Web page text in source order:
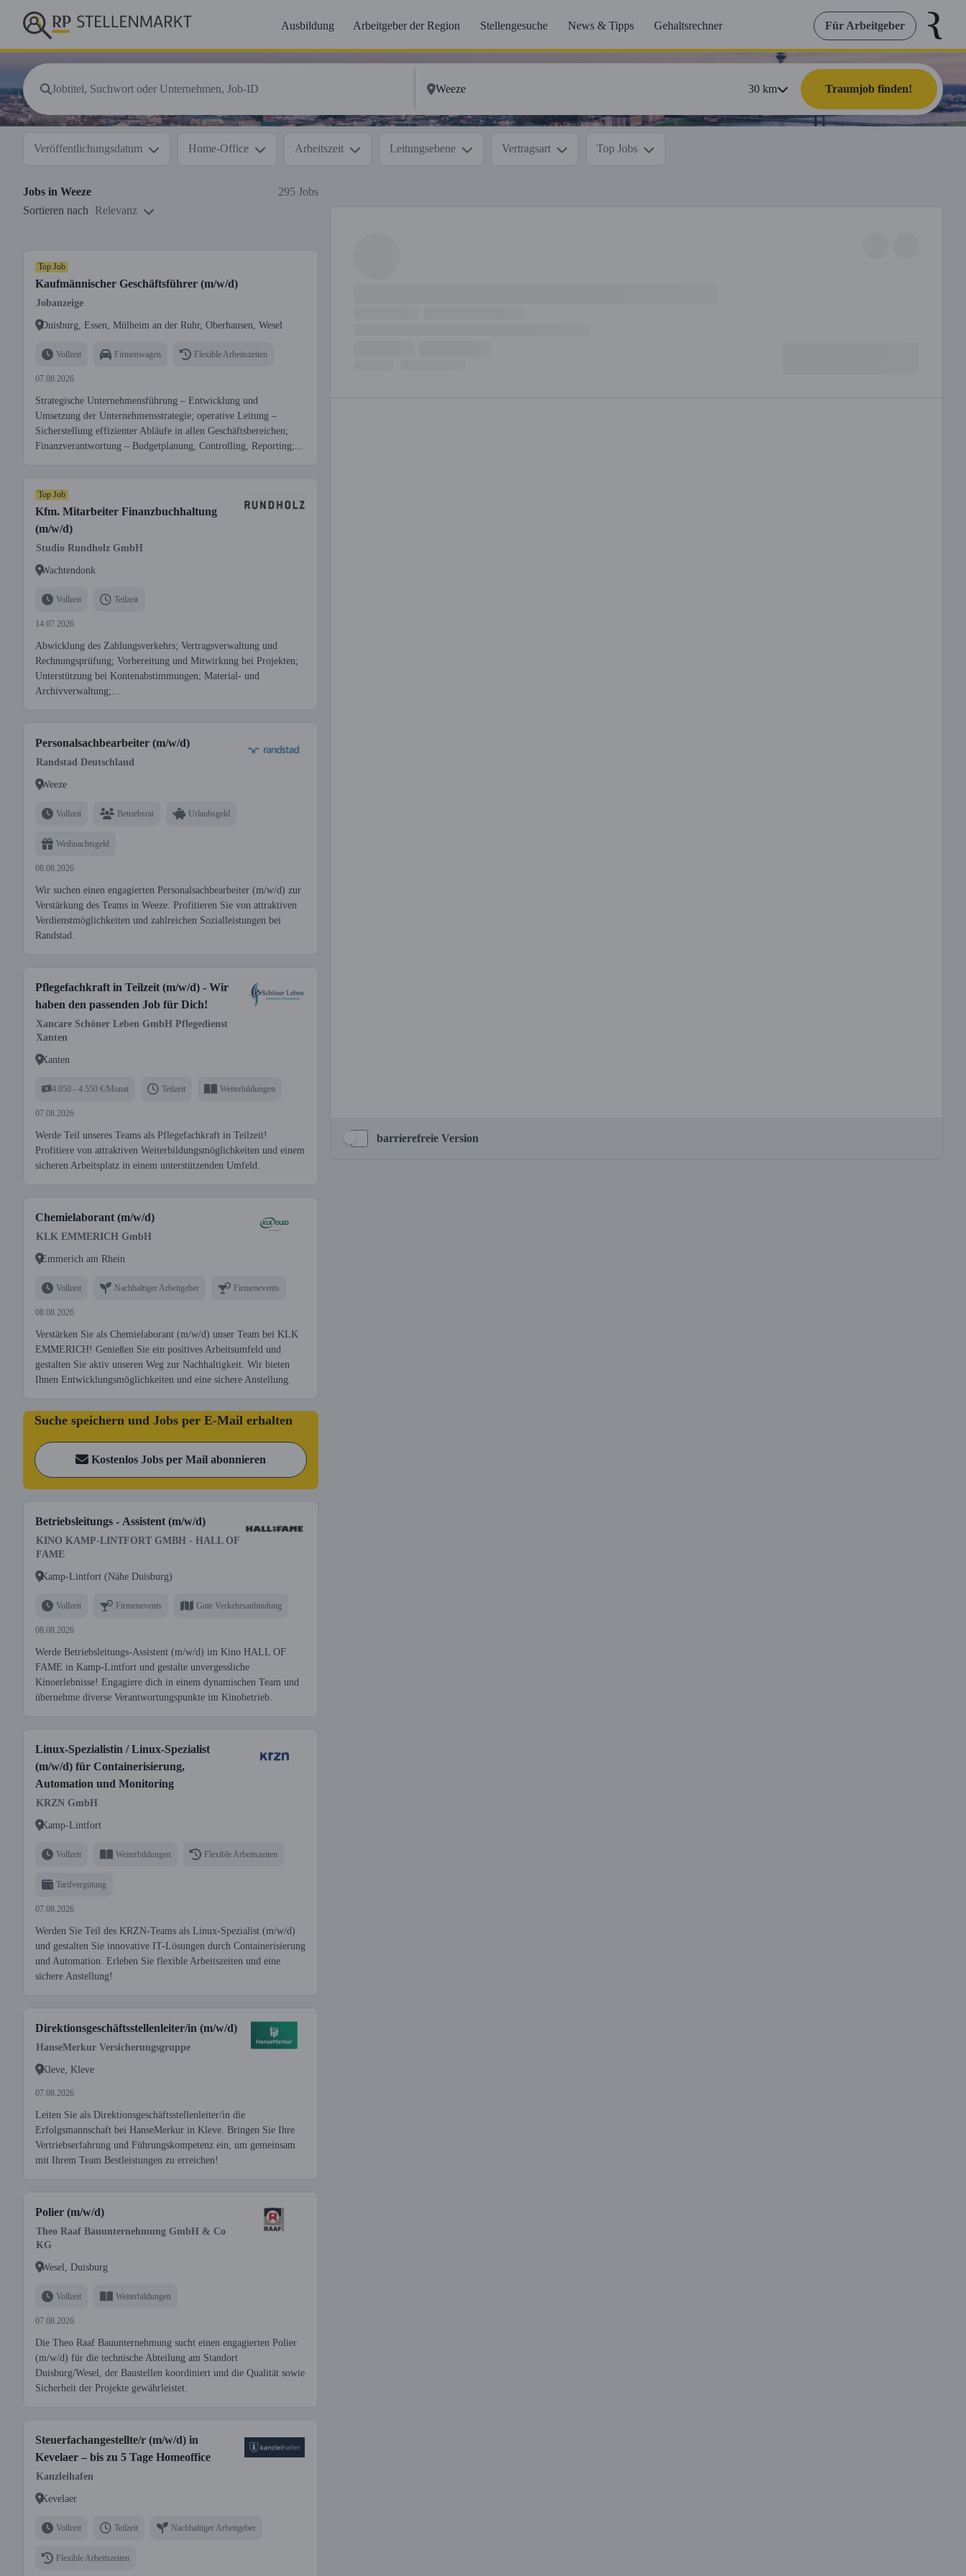
Ausbildung Arbeitgeber der Region Stellengesuche News & Tipps Gehaltsrechner Für Arbeitgeber
30km Traumjob finden!
Veröffentlichungsdatum Home-Office Arbeitszeit Leitungsebene Vertragsart Top Jobs
Jobs in Weeze
295 Jobs
Sortieren nach
Relevanz
Top Job
Kaufmännischer Geschäftsführer (m/w/d)
Jobanzeige
Duisburg, Essen, Mülheim an der Ruhr, Oberhausen, Wesel
Vollzeit Firmenwagen Flexible Arbeitszeiten
07.08.2026
Strategische Unternehmensführung – Entwicklung und
Umsetzung der Unternehmensstrategie; operative Leitung –
Sicherstellung effizienter Abläufe in allen Geschäftsbereichen;
Finanzverantwortung – Budgetplanung, Controlling, Reporting;...
Top Job
Kfm. Mitarbeiter Finanzbuchhaltung
(m/w/d)
Studio Rundholz GmbH
Wachtendonk
Vollzeit Teilzeit
14.07.2026
Abwicklung des Zahlungsverkehrs; Vertragsverwaltung und
Rechnungsprüfung; Vorbereitung und Mitwirkung bei Projekten;
Unterstützung bei Kontenabstimmungen; Material- und
Archivverwaltung;...
Personalsachbearbeiter (m/w/d)
Randstad Deutschland
Weeze
Vollzeit Betriebsrat Urlaubsgeld
Weihnachtsgeld
08.08.2026
Wir suchen einen engagierten Personalsachbearbeiter (m/w/d) zur
Verstärkung des Teams in Weeze. Profitieren Sie von attraktiven
Verdienstmöglichkeiten und zahlreichen Sozialleistungen bei
Randstad.
Pflegefachkraft in Teilzeit (m/w/d) - Wir
haben den passenden Job für Dich!
Xancare Schöner Leben GmbH Pflegedienst
Xanten
Xanten
4.050 - 4.550 €/Monat Teilzeit Weiterbildungen
07.08.2026
Werde Teil unseres Teams als Pflegefachkraft in Teilzeit!
Profitiere von attraktiven Weiterbildungsmöglichkeiten und einem
sicheren Arbeitsplatz in einem unterstützenden Umfeld.
Chemielaborant (m/w/d)
KLK EMMERICH GmbH
Emmerich am Rhein
Vollzeit Nachhaltiger Arbeitgeber Firmenevents
08.08.2026
Verstärken Sie als Chemielaborant (m/w/d) unser Team bei KLK
EMMERICH! Genießen Sie ein positives Arbeitsumfeld und
gestalten Sie aktiv unseren Weg zur Nachhaltigkeit. Wir bieten
Ihnen Entwicklungsmöglichkeiten und eine sichere Anstellung.
Suche speichern und Jobs per E-Mail erhalten
Kostenlos Jobs per Mail abonnieren
Betriebsleitungs - Assistent (m/w/d)
KINO KAMP-LINTFORT GMBH - HALL OF
FAME
Kamp-Lintfort (Nähe Duisburg)
Vollzeit Firmenevents Gute Verkehrsanbindung
08.08.2026
Werde Betriebsleitungs-Assistent (m/w/d) im Kino HALL OF
FAME in Kamp-Lintfort und gestalte unvergessliche
Kinoerlebnisse! Engagiere dich in einem dynamischen Team und
übernehme diverse Verantwortungspunkte im Kinobetrieb.
Linux-Spezialistin / Linux-Spezialist
(m/w/d) für Containerisierung,
Automation und Monitoring
KRZN GmbH
Kamp-Lintfort
Vollzeit Weiterbildungen Flexible Arbeitszeiten
Tarifvergütung
07.08.2026
Werden Sie Teil des KRZN-Teams als Linux-Spezialist (m/w/d)
und gestalten Sie innovative IT-Lösungen durch Containerisierung
und Automation. Erleben Sie flexible Arbeitszeiten und eine
sichere Anstellung!
Direktionsgeschäftsstellenleiter/in (m/w/d)
HanseMerkur Versicherungsgruppe
Kleve, Kleve
07.08.2026
Leiten Sie als Direktionsgeschäftsstellenleiter/in die
Erfolgsmannschaft bei HanseMerkur in Kleve. Bringen Sie Ihre
Vertriebserfahrung und Führungskompetenz ein, um gemeinsam
mit Ihrem Team Bestleistungen zu erreichen!
Polier (m/w/d)
Theo Raaf Bauunternehmung GmbH & Co
KG
Wesel, Duisburg
Vollzeit Weiterbildungen
07.08.2026
Die Theo Raaf Bauunternehmung sucht einen engagierten Polier
(m/w/d) für die technische Abteilung am Standort
Duisburg/Wesel, der Baustellen koordiniert und die Qualität sowie
Sicherheit der Projekte gewährleistet.
Steuerfachangestellte/r (m/w/d) in
Kevelaer – bis zu 5 Tage Homeoffice
Kanzleihafen
Kevelaer
Vollzeit Teilzeit Nachhaltiger Arbeitgeber
Flexible Arbeitszeiten
barrierefreie Version